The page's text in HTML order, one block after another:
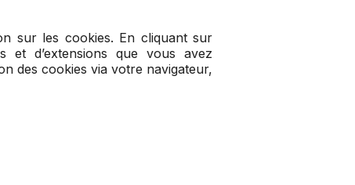
sur les cookies. En cliquant sur
et d’extensions que vous avez
des cookies via votre navigateur,